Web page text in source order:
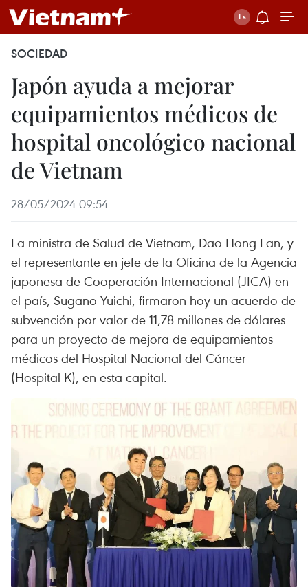
SOCIEDAD
Japón ayuda a mejorar
equipamientos médicos de
hospital oncológico nacional
de Vietnam
28/05/2024 09:54
La ministra de Salud de Vietnam, Dao Hong Lan, y
el representante en jefe de la Oficina de la Agencia
japonesa de Cooperación Internacional (JICA) en
el país, Sugano Yuichi, firmaron hoy un acuerdo de
subvención por valor de 11,78 millones de dólares
para un proyecto de mejora de equipamientos
médicos del Hospital Nacional del Cáncer
(Hospital K), en esta capital.